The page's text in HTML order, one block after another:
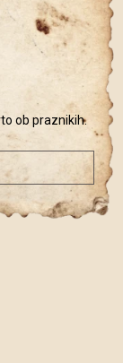
ob praznikih.